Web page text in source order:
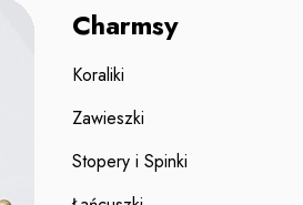
Charmsy
Koraliki
Zawieszki
Stopery i Spinki